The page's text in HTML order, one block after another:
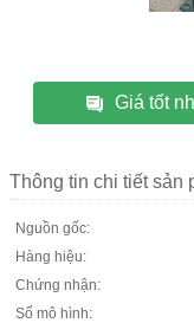
Giá tốt
Thông tin chi tiết sản
Nguồn gốc:
Hàng hiệu:
Chứng nhận:
Số mô hình: